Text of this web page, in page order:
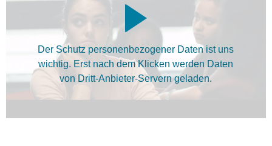
Der Schutz personenbezogener Daten ist uns
wichtig. Erst nach dem Klicken werden Daten
von Dritt-Anbieter-Servern geladen.